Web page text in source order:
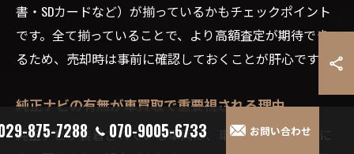
書・SDカードなど）が揃っているかもチェックポイント
です。全て揃っていることで、より高額査定が期待でき
るため、売却時は事前に確認しておくことが肝心です。
純正ナビの有無が車買取で重要視される理由
純正ナビが装着されている車両は、車買取において特に
875-7288 070-9005-6733 お問い合わせ